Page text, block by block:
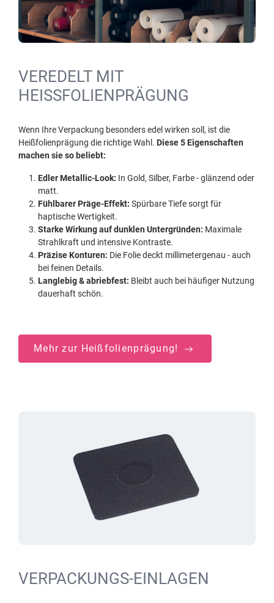
VEREDELT MIT
HEISSFOLIENPRÄGUNG
Wenn Ihre Verpackung besonders edel wirken soll, ist die
Heißfolienprägung die richtige Wahl. Diese 5 Eigenschaften
machen sie so beliebt:
Edler Metallic-Look: In Gold, Silber, Farbe - glänzend oder
matt.
Fühlbarer Präge-Effekt: Spürbare Tiefe sorgt für
haptische Wertigkeit.
Starke Wirkung auf dunklen Untergründen: Maximale
Strahlkraft und intensive Kontraste.
Präzise Konturen: Die Folie deckt millimetergenau - auch
bei feinen Details.
Langlebig & abriebfest: Bleibt auch bei häufiger Nutzung
dauerhaft schön.
Mehr zur Heißfolienprägung!
VERPACKUNGS-EINLAGEN